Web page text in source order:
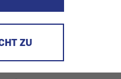
ZU
Die Wírkung blieb